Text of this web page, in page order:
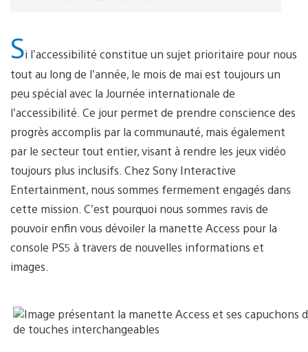
Si l’accessibilité constitue un sujet prioritaire pour nous
tout au long de l’année, le mois de mai est toujours un
peu spécial avec la Journée internationale de
l’accessibilité. Ce jour permet de prendre conscience des
progrès accomplis par la communauté, mais également
par le secteur tout entier, visant à rendre les jeux vidéo
toujours plus inclusifs. Chez Sony Interactive
Entertainment, nous sommes fermement engagés dans
cette mission. C’est pourquoi nous sommes ravis de
pouvoir enfin vous dévoiler la manette Access pour la
console PS5 à travers de nouvelles informations et
images.